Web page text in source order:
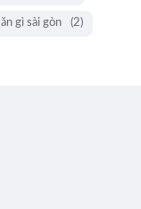
ăn gì sài gòn (2)